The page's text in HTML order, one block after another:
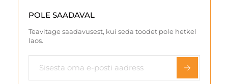
POLE SAADAVAL
Teavitage saadavusest, kui seda toodet pole hetkel
laos.